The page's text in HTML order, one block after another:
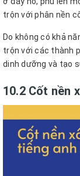
trộn với phân nền
Do không có khả
trộn với các thành
dinh dưỡng và tạo
10.2 Cốt nền